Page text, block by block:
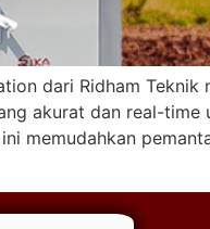
dari Ridham
akurat dan real-
memudahkan